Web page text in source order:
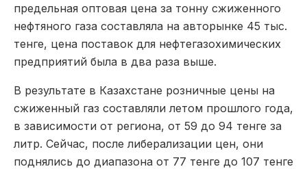
предельная оптовая цена за тонну сжиженного
нефтяного газа составляла на авторынке 45 тыс.
тенге, цена поставок для нефтегазохимических
предприятий была в два раза выше.
В результате в Казахстане розничные цены на
сжиженный газ составляли летом прошлого года,
в зависимости от региона, от 59 до 94 тенге за
литр. Сейчас, после либерализации цен, они
поднялись до диапазона от 77 тенге до 107 тенге